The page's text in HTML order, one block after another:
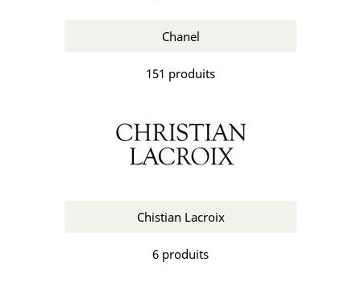
Chanel
151 produits
Chistian Lacroix
6 produits